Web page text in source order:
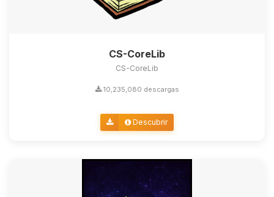
CS-CoreLib
CS-CoreLib
10,235,080 descargas
Descubrir